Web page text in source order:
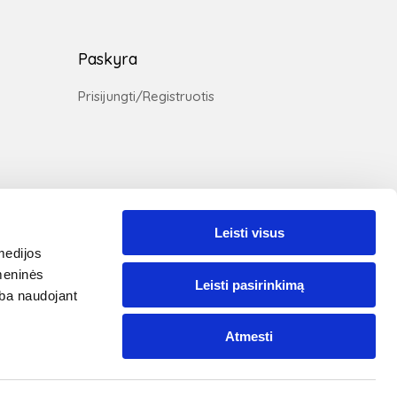
naudojant
Leisti visus
Leisti pasirinkimą
Atmesti
Paskyra
Prisijungti/Registruotis
svetainėje naudojami slapukai, kad užtikrintume
teikiamų paslaugų kokybę. Tęsdami naršymą jūs
informacijos